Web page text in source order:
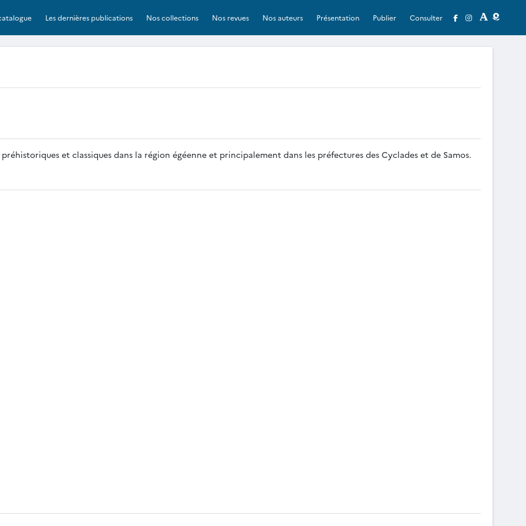
Les dernières publications Nos collections Nos revues Nos auteurs Présentation Publier Consulter
et classiques dans la région égéenne et principalement dans les préfectures des Cyclades et de Samos.